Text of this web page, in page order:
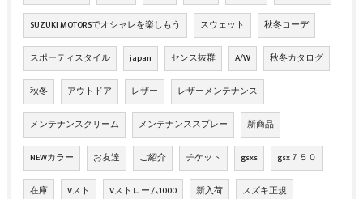
SUZUKI MOTORSでオシャレを楽しもう スウェット 秋冬コーデ
スポーティスタイル japan センス抜群 A/W 秋冬カタログ
秋冬 アウトドア レザー レザーメンテナンス
メンテナンスクリーム メンテナンススプレー 新商品
NEWカラー お友達 ご紹介 チケット gsxs gsx７５０
在庫 Vスト Vストローム1000 新入荷 スズキ正規